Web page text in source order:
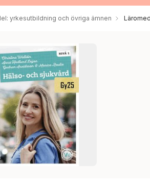
yrkesutbildning och övriga ämnen